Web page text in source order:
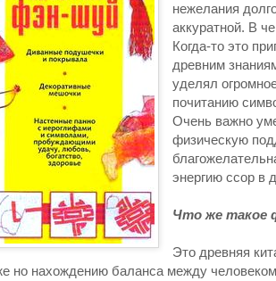
нежелания
аккуратной. В
Когда-то это
древним
уделял
почитанию
Очень важно
физическую
энергию ссор в
Что же такое
Это древняя
но нахождению баланса между